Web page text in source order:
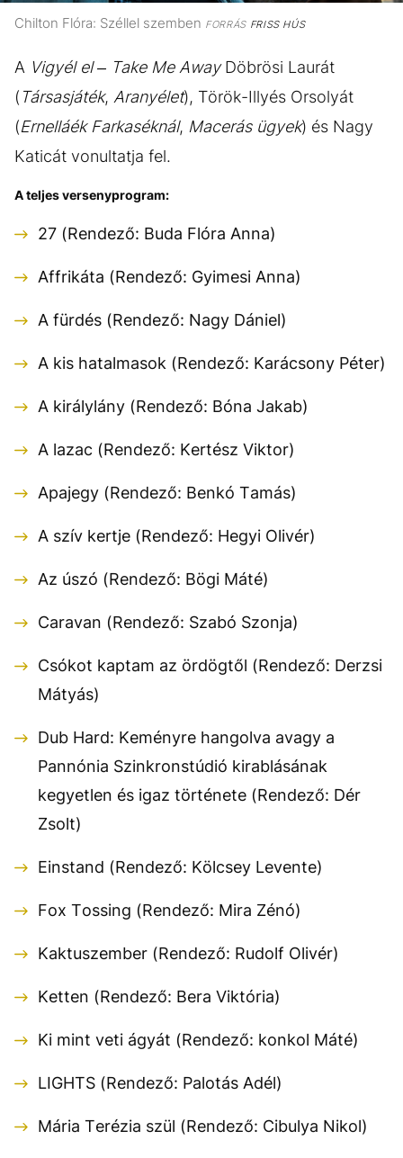
Chilton Flóra: Széllel szemben FORRÁSFRISS HÚS
A Vigyél el – Take Me AwayDöbrösi Laurát
( Társasjáték, Aranyélet), Török-Illyés Orsolyát
(Ernelláék Farkaséknál, Macerás ügyek) és Nagy
Katicát vonultatja fel.
A teljes versenyprogram:
27 (Rendező: Buda Flóra Anna)
Affrikáta (Rendező: Gyimesi Anna)
A fürdés (Rendező: Nagy Dániel)
A kis hatalmasok (Rendező: Karácsony Péter)
A királylány (Rendező: Bóna Jakab)
A lazac (Rendező: Kertész Viktor)
Apajegy (Rendező: Benkó Tamás)
A szív kertje (Rendező: Hegyi Olivér)
Az úszó (Rendező: Bögi Máté)
Caravan (Rendező: Szabó Szonja)
Csókot kaptam az ördögtől (Rendező: Derzsi
Mátyás)
Dub Hard: Keményre hangolva avagy a
Pannónia Szinkronstúdió kirablásának
kegyetlen és igaz története (Rendező: Dér
Zsolt)
Einstand (Rendező: Kölcsey Levente)
Fox Tossing (Rendező: Mira Zénó)
Kaktuszember (Rendező: Rudolf Olivér)
Ketten (Rendező: Bera Viktória)
Ki mint veti ágyát (Rendező: konkol Máté)
LIGHTS (Rendező: Palotás Adél)
Mária Terézia szül (Rendező: Cibulya Nikol)